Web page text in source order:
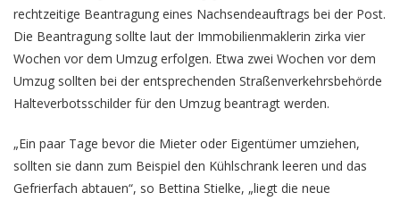
rechtzeitige Beantragung eines Nachsendeauftrags bei der Post.
Die Beantragung sollte laut der Immobilienmaklerin zirka vier
Wochen vor dem Umzug erfolgen. Etwa zwei Wochen vor dem
Umzug sollten bei der entsprechenden Straßenverkehrsbehörde
Halteverbotsschilder für den Umzug beantragt werden.
„Ein paar Tage bevor die Mieter oder Eigentümer umziehen,
sollten sie dann zum Beispiel den Kühlschrank leeren und das
Gefrierfach abtauen“, so Bettina Stielke, „liegt die neue